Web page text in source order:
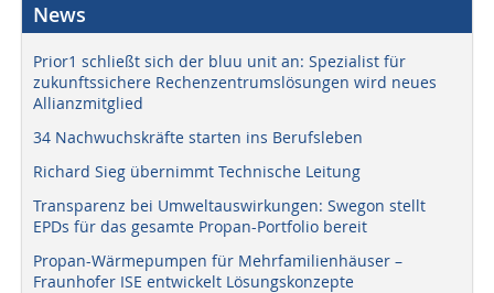
News
Prior1 schließt sich der bluu unit an: Spezialist für
zukunftssichere Rechenzentrumslösungen wird neues
Allianzmitglied
34 Nachwuchskräfte starten ins Berufsleben
Richard Sieg übernimmt Technische Leitung
Transparenz bei Umweltauswirkungen: Swegon stellt
EPDs für das gesamte Propan-Portfolio bereit
Propan-Wärmepumpen für Mehrfamilienhäuser –
Fraunhofer ISE entwickelt Lösungskonzepte